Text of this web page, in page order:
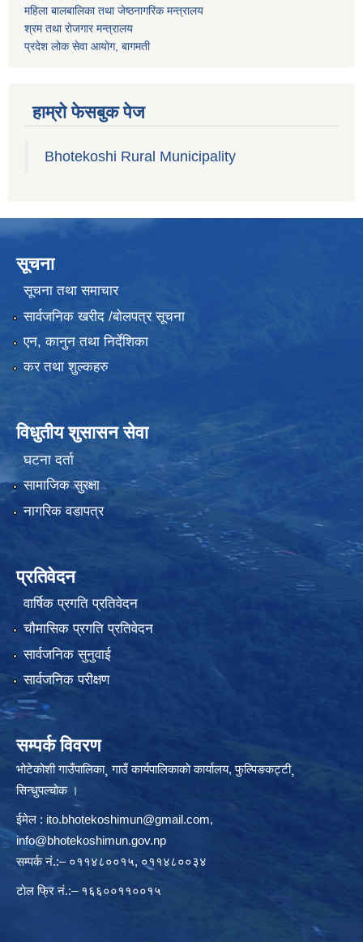
महिला बालबालिका तथा जेष्ठनागरिक मन्त्रालय
श्रम तथा राेजगार मन्त्रालय
प्रदेश लोक सेवा आयाेग, बागमती
हाम्रो फेसबुक पेज
Bhotekoshi Rural Municipality
सूचना
सूचना तथा समाचार
सार्वजनिक खरीद /बोलपत्र सूचना
एन, कानुन तथा निर्देशिका
कर तथा शुल्कहरु
विधुतीय शुसासन सेवा
घटना दर्ता
सामाजिक सुरक्षा
नागरिक वडापत्र
प्रतिवेदन
वार्षिक प्रगति प्रतिवेदन
चौमासिक प्रगति प्रतिवेदन
सार्वजनिक सुनुवाई
सार्वजनिक परीक्षण
सम्पर्क विवरण
भोटेकोशी गाउँपालिका¸ गाउँ कार्यपालिकाकाे कार्यालय, फुल्पिङकट्टी¸
सिन्धुपल्चोक ।
ईमेल : ito.bhotekoshimun@gmail.com,
info@bhotekoshimun.gov.np
सम्पर्क नं.:– ०११४८००१५, ०११४८००३४
टाेल फ्रि नं.:– १६६००११००१५